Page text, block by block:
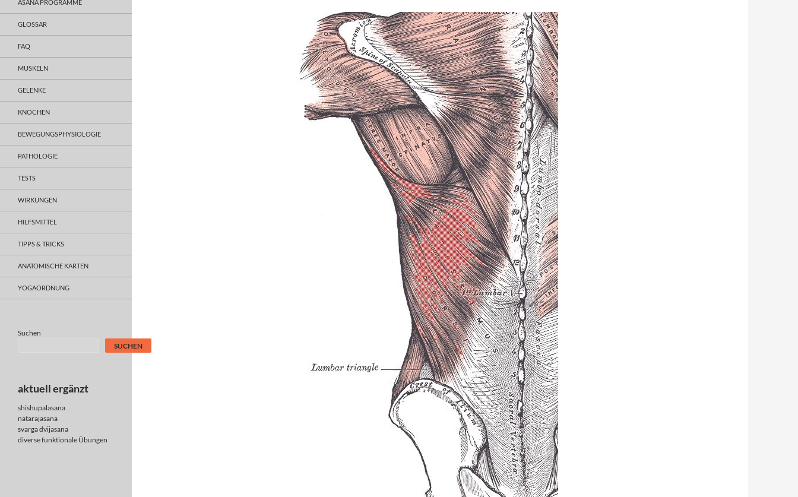
ASANA PROGRAMME
GLOSSAR
FAQ
MUSKELN
GELENKE
KNOCHEN
BEWEGUNGSPHYSIOLOGIE
PATHOLOGIE
TESTS
WIRKUNGEN
HILFSMITTEL
TIPPS & TRICKS
ANATOMISCHE KARTEN
YOGAORDNUNG
Suchen
SUCHEN
aktuell ergänzt
shishupalasana
natarajasana
svarga dvijasana
diversefunktionale Übungen